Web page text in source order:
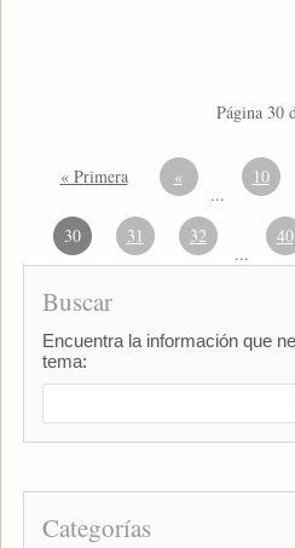
Página 30
« Primera «
...
10
30 31 32
...
40
Buscar
Encuentra la información que
tema:
Categorías